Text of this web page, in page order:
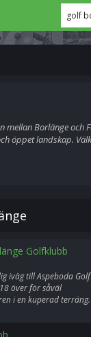
golf
mellan Borlänge och
öppet landskap.
Golfklubb
iväg till Aspeboda
över för såväl
i en kuperad terräng.